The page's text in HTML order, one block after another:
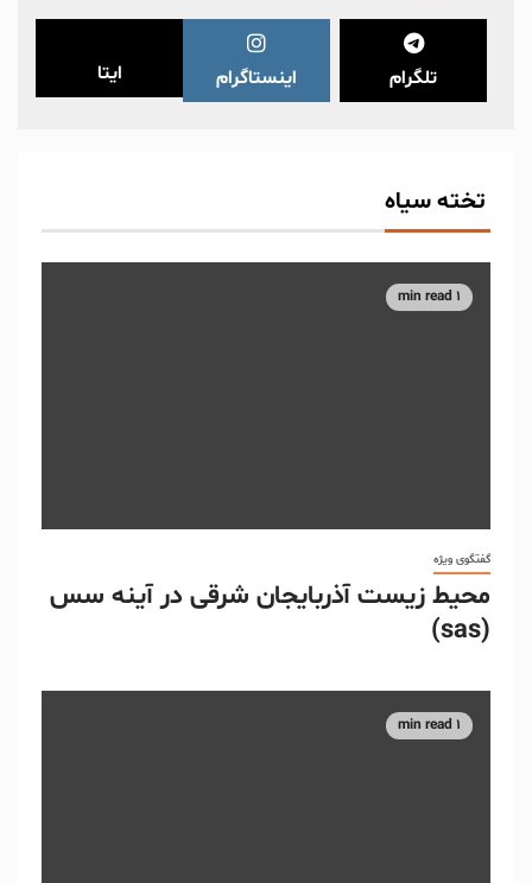
تلگرام اینستاگرام ایتا
تخته سیاه
1 min read
گفتگوی ویژه
محیط زیست آذربایجان شرقی در آینه سس
(sas)
1 min read